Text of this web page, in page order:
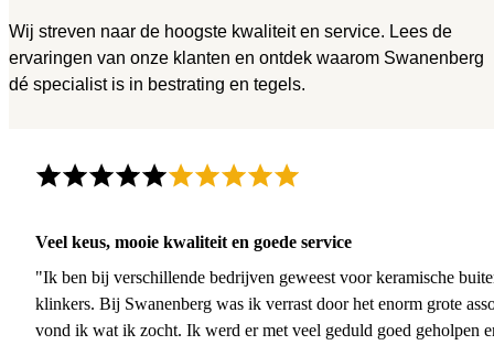
Wij streven naar de hoogste kwaliteit en service. Lees de
ervaringen van onze klanten en ontdek waarom Swanenberg
dé specialist is in bestrating en tegels.
Veel keus, mooie kwaliteit en goede service
"Ik ben bij verschillende bedrijven geweest voor keramische
klinkers. Bij Swanenberg was ik verrast door het enorm grote
vond ik wat ik zocht. Ik werd er met veel geduld goed geholpen